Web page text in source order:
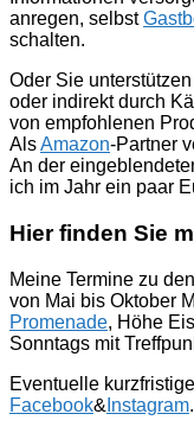
anregen, selbst
schalten.
Oder Sie
oder indirekt durch
von empfohlenen
AlsAmazon-Partner
An der
ich im Jahr ein paar
Hier finden Sie
Meine Termine zu
von Mai bis Oktober
Promenade, Höhe
Sonntags mit
Eventuelle
Facebook& Instagram.